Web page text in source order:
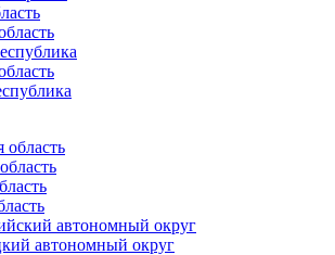
область
автономный округ
автономный округ